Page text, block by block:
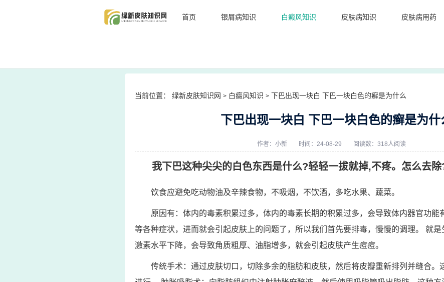
首页 银屑病知识 白癜风知识 皮肤病知识 皮肤病用药
当前位置： 绿新皮肤知识网 > 白癜风知识 > 下巴出现一块白 下巴一块白色的癣是为什么
下巴出现一块白 下巴一块白色的癣是为什
作者：小新 时间：24-08-29 阅读数：318人阅读
我下巴这种尖尖的白色东西是什么?轻轻一拔就掉,不疼。怎么去
饮食应避免吃动物油及辛辣食物，不吸烟，不饮酒，多吃水果、蔬菜。
原因有：体内的毒素积累过多，体内的毒素长期的积累过多，会导致体内器官功能
等各种症状，进而就会引起皮肤上的问题了，所以我们首先要排毒，慢慢的调理。 就
激素水平下降，会导致角质粗厚、油脂增多，就会引起皮肤产生痘痘。
传统手术：通过皮肤切口，切除多余的脂肪和皮肤，然后将皮瓣重新排列并缝合。